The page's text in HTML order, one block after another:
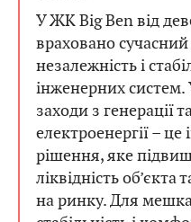
У ЖК Big Ben від
враховано
незалежність і
інженерних систем.
заходи з генерації
електроенергії –
рішення, яке
ліквідність
на ринку. Для